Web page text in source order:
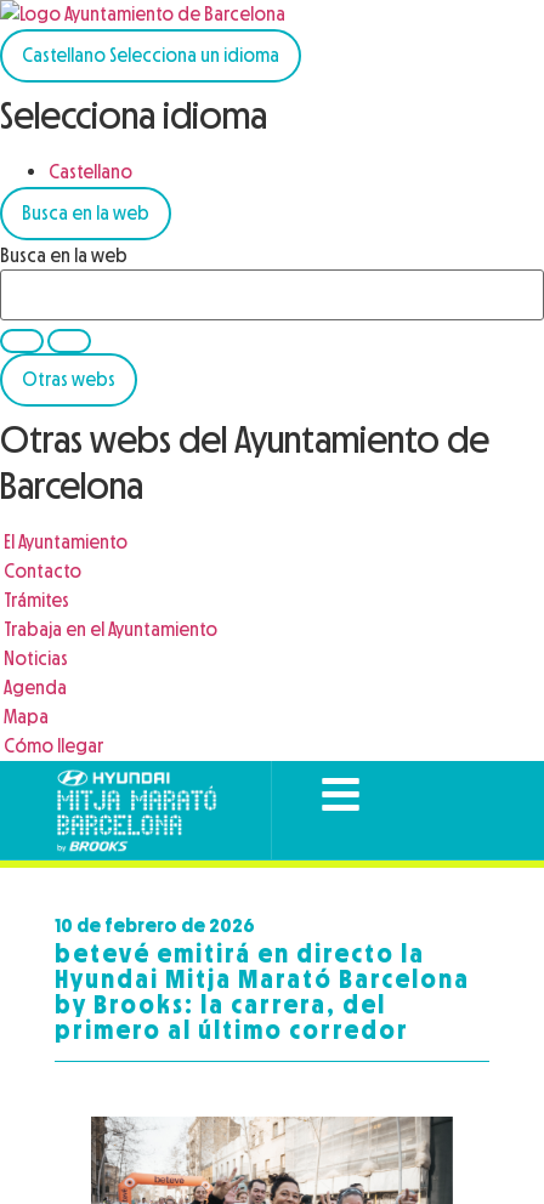
Castellano Selecciona un idioma
Selecciona idioma
Castellano
Busca en la web
Busca en la web
Otras webs
Otras webs del Ayuntamiento de
Barcelona
El Ayuntamiento
Contacto
Trámites
Trabaja en el Ayuntamiento
Noticias
Agenda
Mapa
Cómo llegar
10 de febrero de 2026
betevé emitirá en directo la
Hyundai Mitja Marató Barcelona
by Brooks: la carrera, del
primero al último corredor